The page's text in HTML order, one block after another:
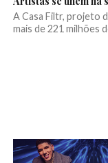
A Casa Filtr, projeto
mais de 221 milhões